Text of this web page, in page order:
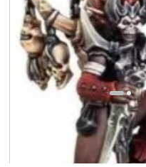
Blades of Khorne
Realmgore Ritualist